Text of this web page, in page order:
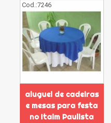
Cod.:7246
aluguel de cadeiras
e mesas para festa
no Itaim Paulista